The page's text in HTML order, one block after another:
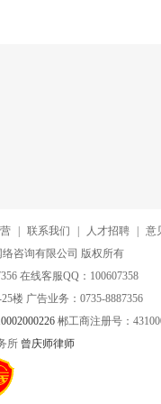
联系我们 人才招聘
意
络咨询有限公司 版权所有
在线客服QQ：100607358
楼 广告业务：0735-8887356
郴工商注册号：
所 曾庆师律师